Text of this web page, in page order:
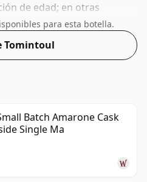
de edad; en otras
el período de
botella. Más pequeño que el
éste se presenta en un
para esta botella.
Tomintoul
Batch Amarone Cask
Single Ma